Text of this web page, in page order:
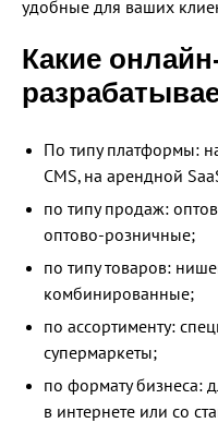
удобные для ваших
Какие
По типу платформы:
CMS, на арендной
по типу продаж:
оптово-розничные;
по типу товаров:
комбинированные;
по ассортименту:
супермаркеты;
по формату бизнеса:
в интернете или со